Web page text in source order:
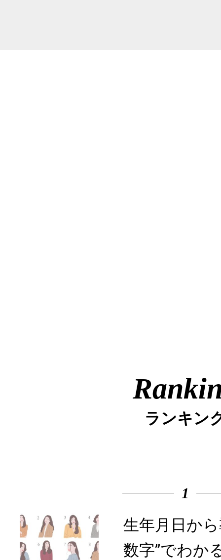
ランキン
1
生年月日か
数字”でわか